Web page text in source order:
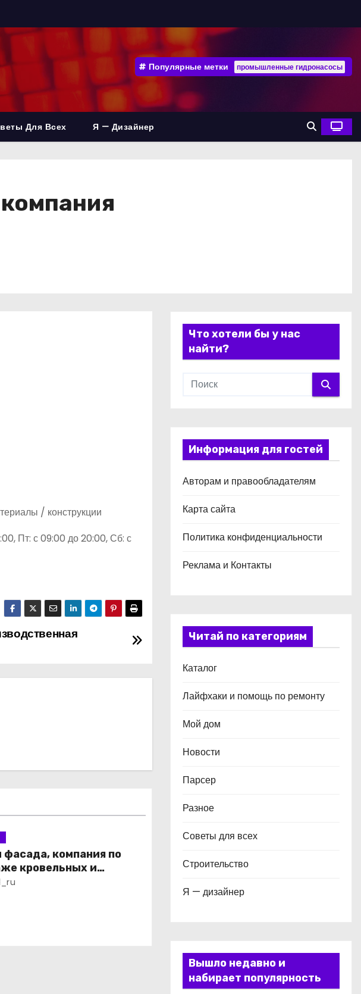
Популярные метки промышленные гидронасосы
Для Всех Я — Дизайнер
/ конструкции
Пт: с 09:00 до 20:00, Сб: с
фасада, компания по
кровельных и
материалов
Что хотели бы у нас
найти?
Информация для гостей
Авторам и правообладателям
Карта сайта
Политика конфиденциальности
Реклама и Контакты
Читай по категориям
Каталог
Лайфхаки и помощь по ремонту
Мой дом
Новости
Парсер
Разное
Советы для всех
Строительство
Я — дизайнер
Вышло недавно и
набирает популярность